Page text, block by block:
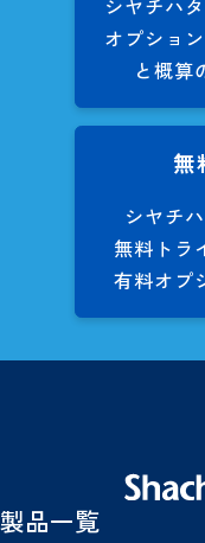
シヤチハ
オプショ
と概算
無
シヤチ
無料トラ
有料オプ
製品一覧